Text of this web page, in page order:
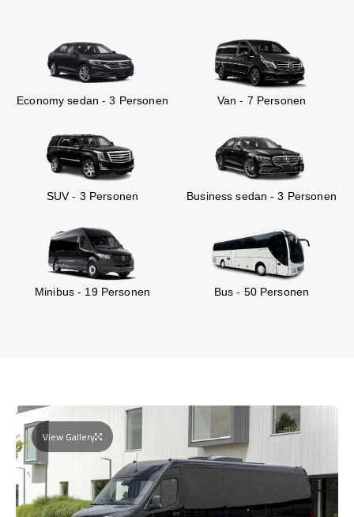
Economy sedan - 3 Personen Van - 7 Personen
SUV - 3 Personen Business sedan - 3 Personen
Minibus - 19 Personen Bus - 50 Personen
View Gallery